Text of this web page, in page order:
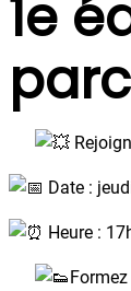
1e
Date :
Heure :